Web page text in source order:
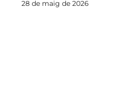
28 de maig de 2026